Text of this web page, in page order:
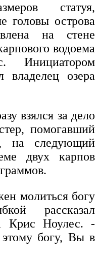
статуя,
головы острова
на стене
водоема
Инициатором
владелец озера
взялся за дело
помогавший
на следующий
двух карпов
молиться богу
рассказал
Крис Ноулес. -
богу, Вы в